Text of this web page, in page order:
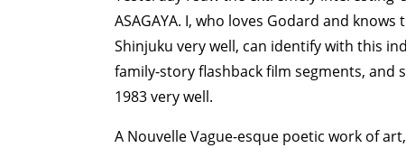
ASAGAYA. I, who loves Godard and
Shinjuku very well, can identify with this
family-story flashback film segments, and
1983 very well.
A Nouvelle Vague-esque poetic work of